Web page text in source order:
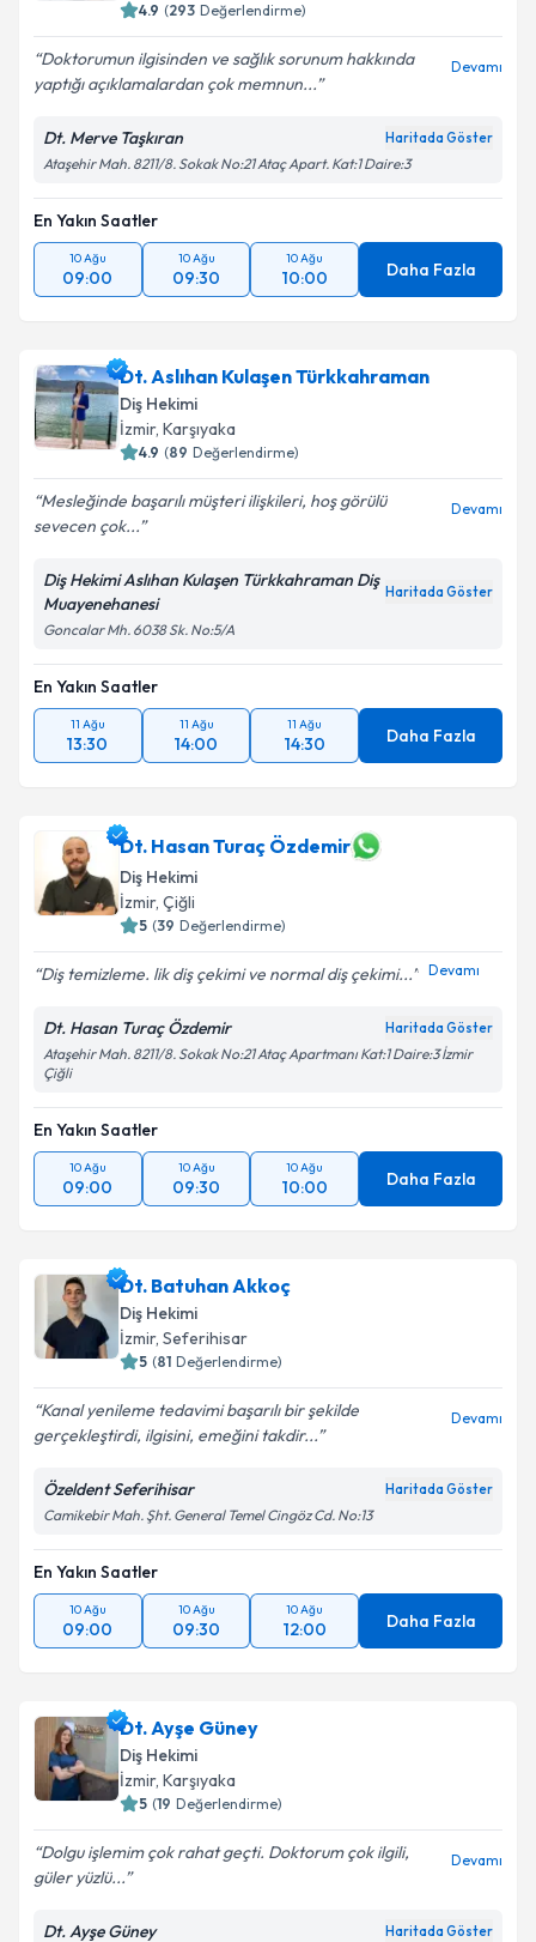
4.9 (293 Değerlendirme)
Doktorumun ilgisinden ve sağlık sorunum hakkında
yaptığı açıklamalardan çok memnun...
Devamı
Dt. Merve Taşkıran Haritada Göster
Ataşehir Mah. 8211/8. Sokak No:21 Ataç Apart. Kat:1 Daire:3
En Yakın Saatler
10 Ağu
09:00
10 Ağu
09:30
10 Ağu
10:00 Daha Fazla
Dt. Aslıhan Kulaşen Türkkahraman
Diş Hekimi
İzmir, Karşıyaka
4.9 (89 Değerlendirme)
Mesleğinde başarılı müşteri ilişkileri, hoş görülü
sevecen çok...
Devamı
Diş Hekimi Aslıhan Kulaşen Türkkahraman Diş
Muayenehanesi
Haritada Göster
Goncalar Mh. 6038 Sk. No:5/A
En Yakın Saatler
11 Ağu
13:30
11 Ağu
14:00
11 Ağu
14:30 Daha Fazla
Dt. Hasan Turaç Özdemir
Diş Hekimi
İzmir, Çiğli
5 (39 Değerlendirme)
Diş temizleme. lik diş çekimi ve normal diş çekimi... Devamı
Dt. Hasan Turaç Özdemir Haritada Göster
Ataşehir Mah. 8211/8. Sokak No:21 Ataç Apartmanı Kat:1 Daire:3 İzmir
Çiğli
En Yakın Saatler
10 Ağu
09:00
10 Ağu
09:30
10 Ağu
10:00 Daha Fazla
Dt. Batuhan Akkoç
Diş Hekimi
İzmir, Seferihisar
5 (81 Değerlendirme)
Kanal yenileme tedavimi başarılı bir şekilde
gerçekleştirdi, ilgisini, emeğini takdir...
Devamı
Özeldent Seferihisar Haritada Göster
Camikebir Mah. Şht. General Temel Cingöz Cd. No:13
En Yakın Saatler
10 Ağu
09:00
10 Ağu
09:30
10 Ağu
12:00 Daha Fazla
Dt. Ayşe Güney
Diş Hekimi
İzmir, Karşıyaka
5 (19 Değerlendirme)
Dolgu işlemim çok rahat geçti. Doktorum çok ilgili,
güler yüzlü...
Devamı
Dt. Ayşe Güney Haritada Göster